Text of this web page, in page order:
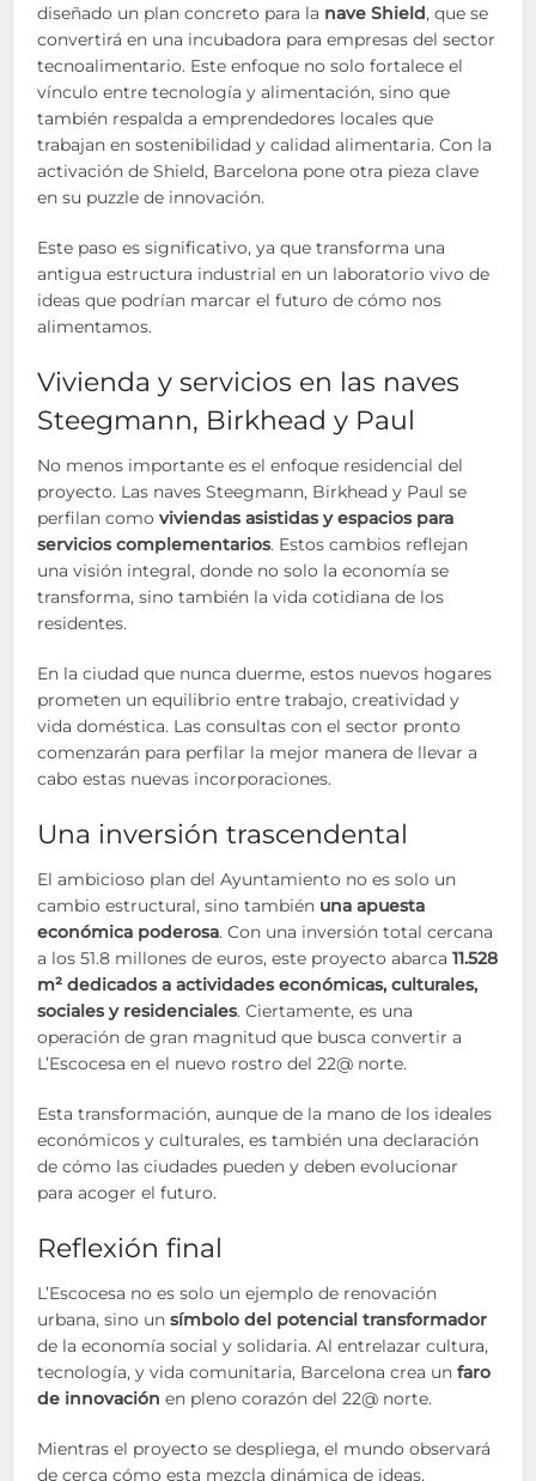
diseñado un plan concreto para la nave Shield, que se
convertirá en una incubadora para empresas del sector
tecnoalimentario. Este enfoque no solo fortalece el
vínculo entre tecnología y alimentación, sino que
también respalda a emprendedores locales que
trabajan en sostenibilidad y calidad alimentaria. Con la
activación de Shield, Barcelona pone otra pieza clave
en su puzzle de innovación.
Este paso es significativo, ya que transforma una
antigua estructura industrial en un laboratorio vivo de
ideas que podrían marcar el futuro de cómo nos
alimentamos.
Vivienda y servicios en las naves
Steegmann, Birkhead y Paul
No menos importante es el enfoque residencial del
proyecto. Las naves Steegmann, Birkhead y Paul se
perfilan comoviviendas asistidas y espacios para
servicios complementarios. Estos cambios reflejan
una visión integral, donde no solo la economía se
transforma, sino también la vida cotidiana de los
residentes.
En la ciudad que nunca duerme, estos nuevos hogares
prometen un equilibrio entre trabajo, creatividad y
vida doméstica. Las consultas con el sector pronto
comenzarán para perfilar la mejor manera de llevar a
cabo estas nuevas incorporaciones.
Una inversión trascendental
El ambicioso plan del Ayuntamiento no es solo un
cambio estructural, sino también una apuesta
económica poderosa. Con una inversión total cercana
a los 51.8 millones de euros, este proyecto abarca11.528
m² dedicados a actividades económicas, culturales,
sociales y residenciales. Ciertamente, es una
operación de gran magnitud que busca convertir a
L’Escocesa en el nuevo rostro del 22@ norte.
Esta transformación, aunque de la mano de los ideales
económicos y culturales, es también una declaración
de cómo las ciudades pueden y deben evolucionar
para acoger el futuro.
Reflexión final
L’Escocesa no es solo un ejemplo de renovación
urbana, sino unsímbolo del potencial transformador
de la economía social y solidaria. Al entrelazar cultura,
tecnología, y vida comunitaria, Barcelona crea unfaro
de innovación en pleno corazón del 22@ norte.
Mientras el proyecto se despliega, el mundo observará
de cerca cómo esta mezcla dinámica de ideas,